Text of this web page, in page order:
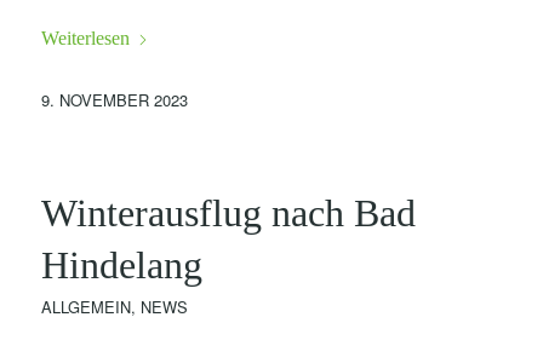
Weiterlesen
9. NOVEMBER 2023
Winterausflug nach Bad
Hindelang
ALLGEMEIN, NEWS